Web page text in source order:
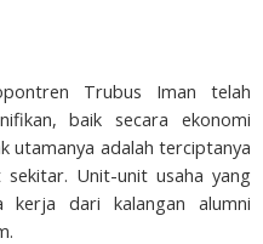
Trubus Iman telah
baik secara ekonomi
utamanya adalah terciptanya
Unit-unit usaha yang
kerja dari kalangan alumni